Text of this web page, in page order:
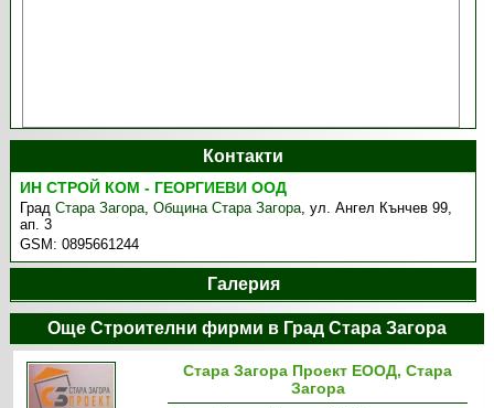
Контакти
ИН СТРОЙ КОМ - ГЕОРГИЕВИ ООД
ГрадСтара Загора,Община Стара Загора,ул. Ангел Кънчев 99,
ап. 3
GSM:0895661244
Галерия
Още Строителни фирми в Град Стара Загора
Стара Загора Проект ЕООД, Стара
Загора